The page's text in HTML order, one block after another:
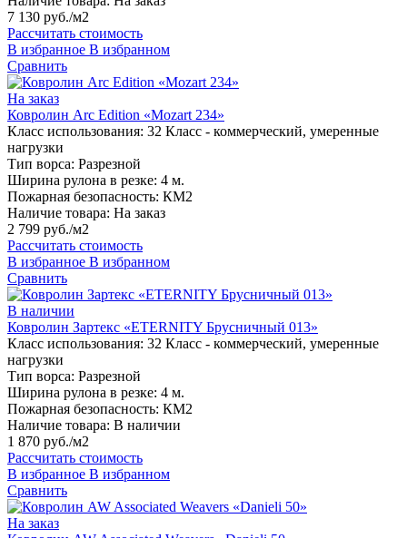
7 130 руб./м2
Рассчитать стоимость
В избранное В избранном
Сравнить
На заказ
Ковролин Arc Edition «Mozart 234»
Класс использования: 32 Класс - коммерческий, умеренные
нагрузки
Тип ворса: Разрезной
Ширина рулона в резке: 4 м.
Пожарная безопасность: КМ2
Наличие товара: На заказ
2 799 руб./м2
Рассчитать стоимость
В избранное В избранном
Сравнить
В наличии
Ковролин Зартекс «ETERNITY Брусничный 013»
Класс использования: 32 Класс - коммерческий, умеренные
нагрузки
Тип ворса: Разрезной
Ширина рулона в резке: 4 м.
Пожарная безопасность: КМ2
Наличие товара: В наличии
1 870 руб./м2
Рассчитать стоимость
В избранное В избранном
Сравнить
На заказ